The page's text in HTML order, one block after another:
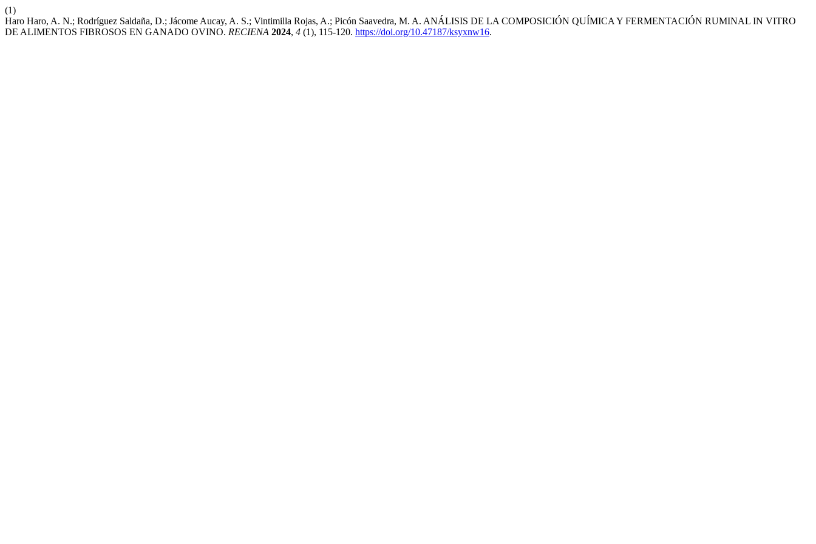
(1)
Haro Haro, A. N.; Rodríguez Saldaña, D.; Jácome Aucay, A. S.; Vintimilla Rojas, A.; Picón Saavedra, M. A. ANÁLISIS DE LA COMPOSICIÓN QUÍMICA Y FERMENTACIÓN RUMINAL IN VITRO
DE ALIMENTOS FIBROSOS EN GANADO OVINO. RECIENA 2024, 4 (1), 115-120. https://doi.org/10.47187/ksyxnw16.